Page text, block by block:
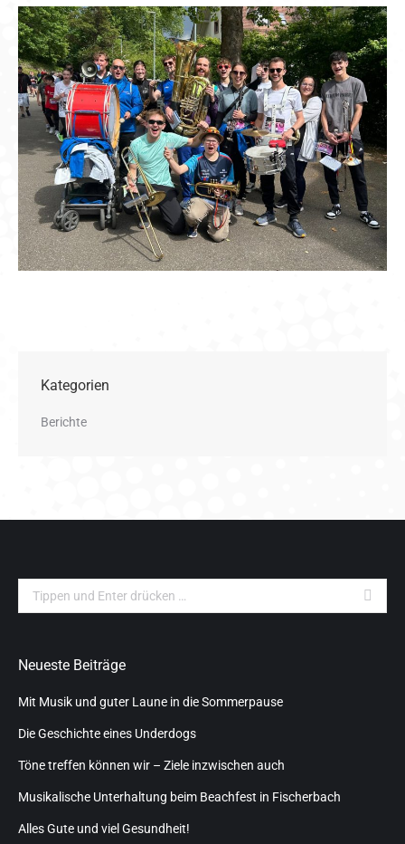
Kategorien
Berichte
Search:
Neueste Beiträge
Mit Musik und guter Laune in die Sommerpause
Die Geschichte eines Underdogs
Töne treffen können wir – Ziele inzwischen auch
Musikalische Unterhaltung beim Beachfest in Fischerbach
Alles Gute und viel Gesundheit!